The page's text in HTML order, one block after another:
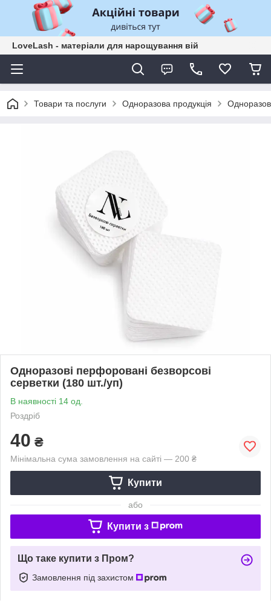
LoveLash - матеріали для нарощування вій
Товари та послуги Одноразова продукція
Одноразові перфоровані безворсові
серветки (180 шт./уп)
В наявності 14 од.
Роздріб
40 ₴
Мінімальна сума замовлення на сайті — 200 ₴
Купити
або
Купити з
Що таке купити з Пром?
Замовлення під захистом